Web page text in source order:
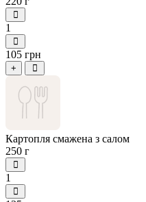
1
105 грн
+
Картопля смажена з салом
250 г
1